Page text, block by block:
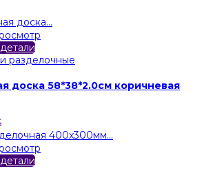
разделочные
доска 58*38*2.0см коричневая